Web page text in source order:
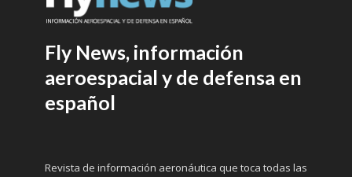
Fly News, información
aeroespacial y de defensa en
español
Revista de información aeronáutica que toca todas las